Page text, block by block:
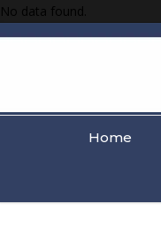
No data found.
Home